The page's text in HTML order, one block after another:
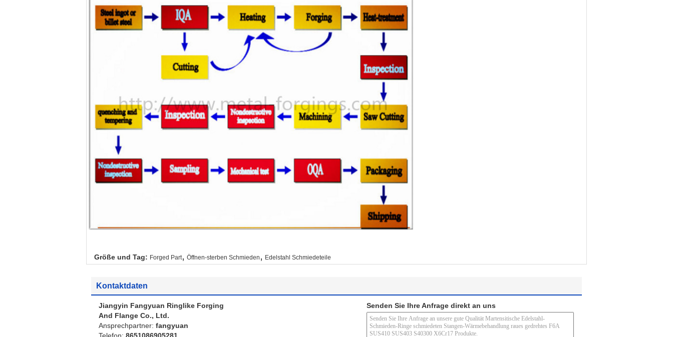
Größe und Tag: Forged Part Öffnen-sterben Schmieden Edelstahl Schmiedeteile
Kontaktdaten
Jiangyin Fangyuan Ringlike Forging
And Flange Co., Ltd.
Ansprechpartner: fangyuan
Telefon: 8651086905281
Senden Sie Ihre Anfrage direkt an uns